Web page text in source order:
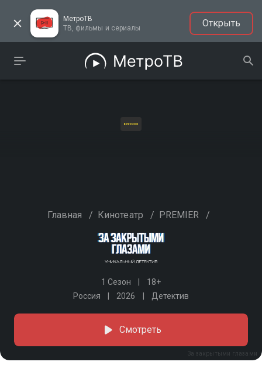
МетроТВ
ТВ, фильмы и сериалы
Открыть
Главная / Кинотеатр / PREMIER /
1 Сезон
18+
Россия
2026 Детектив
За закрытыми глазами
Смотреть